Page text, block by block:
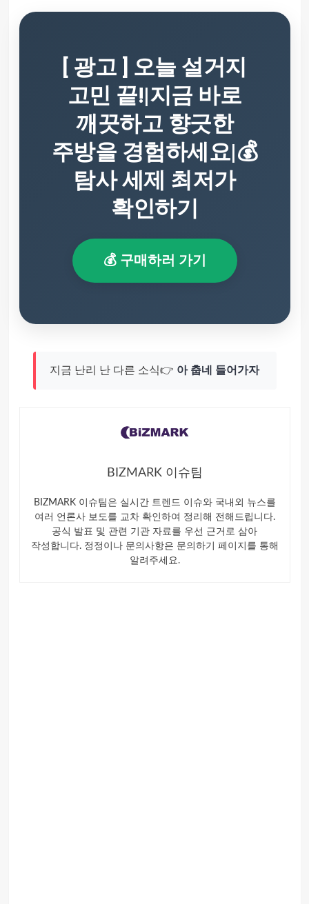
[ 광고 ] 오늘 설거지
고민 끝!|지금 바로
깨끗하고 향긋한
주방을 경험하세요|💰
탐사 세제 최저가
확인하기
💰 구매하러 가기
지금 난리 난 다른 소식👉 아 춥네 들어가자
BIZMARK 이슈팀
BIZMARK 이슈팀은 실시간 트렌드 이슈와 국내외 뉴스를
여러 언론사 보도를 교차 확인하여 정리해 전해드립니다.
공식 발표 및 관련 기관 자료를 우선 근거로 삼아
작성합니다. 정정이나 문의사항은 문의하기 페이지를 통해
알려주세요.